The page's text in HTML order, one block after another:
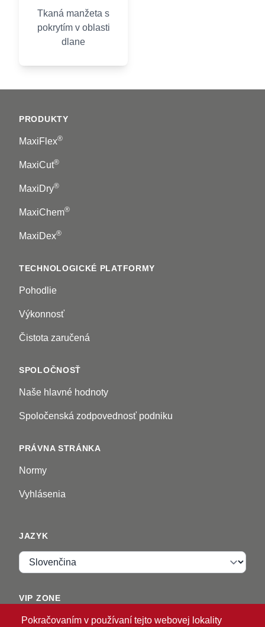
Tkaná manžeta s
pokrytím v oblasti
dlane
PRODUKTY
MaxiFlex®
MaxiCut®
MaxiDry®
MaxiChem®
MaxiDex®
TECHNOLOGICKÉ PLATFORMY
Pohodlie
Výkonnosť
Čistota zaručená
SPOLOČNOSŤ
Naše hlavné hodnoty
Spoločenská zodpovednosť podniku
PRÁVNA STRÁNKA
Normy
Vyhlásenia
Pokračovaním v používaní tejto webovej lokality
JAZYK
Jazyk
VIP ZONE